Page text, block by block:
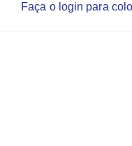
Faça o login para